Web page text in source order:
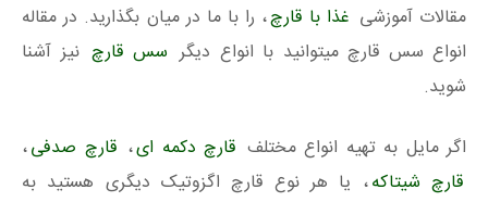
مقالات آموزشی غذا با قارچ، را با ما در میان بگذارید. در مقاله
انواع سس قارچ میتوانید با انواع دیگر سس قارچ نیز آشنا
شوید.
اگر مایل به تهیه انواع مختلف قارچ دکمه ای، قارچ صدفی،
قارچ شیتاکه، یا هر نوع قارچ اگزوتیک دیگری هستید به